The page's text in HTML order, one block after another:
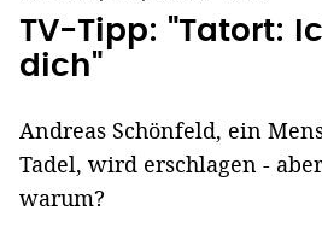
TV-Tipp: "Tatort:
dich"
Andreas Schönfeld, ein
Tadel, wird erschlagen -
warum?